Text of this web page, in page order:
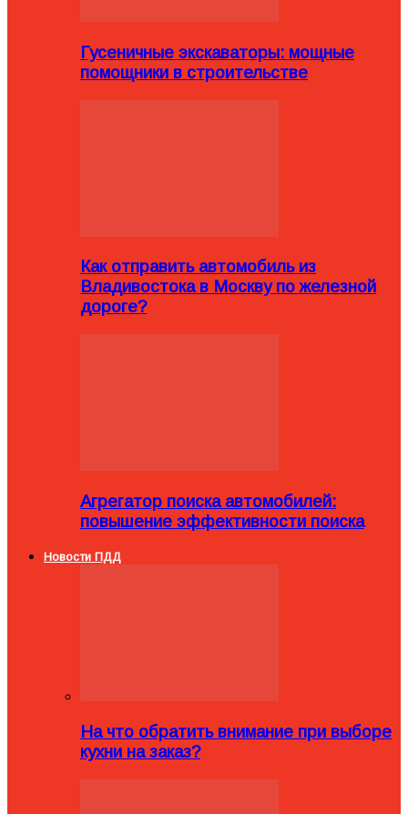
Гусеничные экскаваторы: мощные
помощники в строительстве
Как отправить автомобиль из
Владивостока в Москву по железной
дороге?
Агрегатор поиска автомобилей:
повышение эффективности поиска
Новости ПДД
На что обратить внимание при выборе
кухни на заказ?